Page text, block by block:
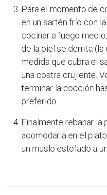
Para el momento de
en un sartén frío con
cocinar a fuego
de la piel se derrita (la
medida que cubra el
una costra crujiente.
terminar la cocción
preferido.
Finalmente rebanar la
acomodarla en el
un muslo estofado a